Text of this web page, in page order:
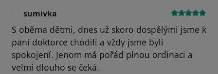
sumivka
S oběma dětmi, dnes už skoro dospělými jsme k
paní doktorce chodili a vždy jsme byli
spokojení. Jenom má pořád plnou ordinaci a
velmi dlouho se čeká.